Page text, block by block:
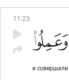
11 :23
и совершали